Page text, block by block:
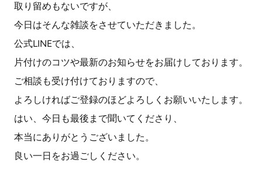
取り留めもないですが、
今日はそんな雑談をさせていただきました。
公式LINEでは、
片付けのコツや最新のお知らせをお届けしております。
ご相談も受け付けておりますので、
よろしければご登録のほどよろしくお願いいたします。
はい、今日も最後まで聞いてくださり、
本当にありがとうございました。
良い一日をお過ごしください。